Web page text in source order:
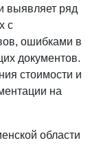
выявляет ряд
с
ошибками в
документов.
стоимости и
на
области